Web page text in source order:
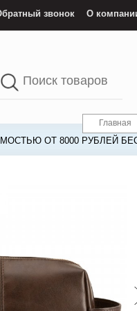
звонок О
Главная
ОТ 8000 РУБЛЕЙ
ОТ 8000 РУБЛЕЙ